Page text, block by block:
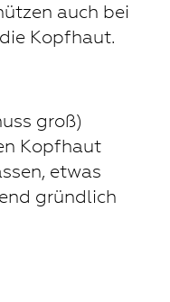
auch bei
Kopfhaut.
groß)
Kopfhaut
etwas
gründlich